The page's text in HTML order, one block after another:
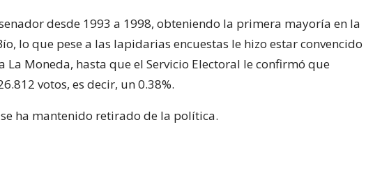
desde 1993 a 1998, obteniendo la primera mayoría en la
lo que pese a las lapidarias encuestas le hizo estar convencido
La Moneda, hasta que el Servicio Electoral le confirmó que
votos, es decir, un 0.38%.
se ha mantenido retirado de la política.